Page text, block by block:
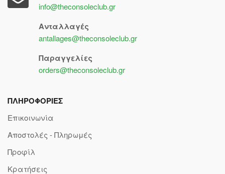
info@theconsoleclub.gr
Ανταλλαγές
antallages@theconsoleclub.gr
Παραγγελίες
orders@theconsoleclub.gr
ΠΛΗΡΟΦΟΡΙΕΣ
Επικοινωνία
Αποστολές - Πληρωμές
Προφίλ
Κρατήσεις